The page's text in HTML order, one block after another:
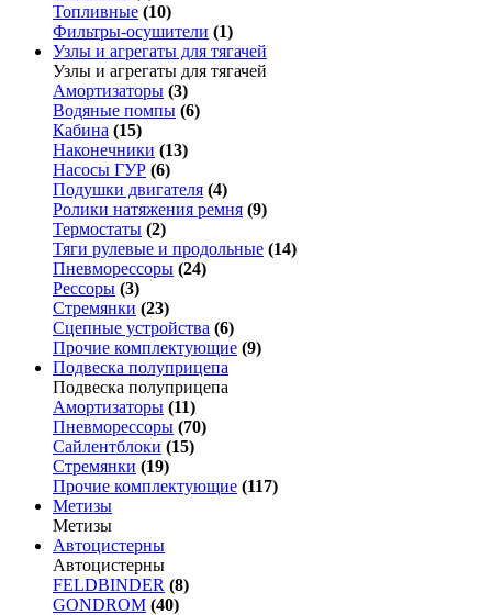
Топливные (10)
Фильтры-осушители (1)
Узлы и агрегаты для тягачей
Узлы и агрегаты для тягачей
Амортизаторы (3)
Водяные помпы (6)
Кабина (15)
Наконечники (13)
Насосы ГУР (6)
Подушки двигателя (4)
Ролики натяжения ремня (9)
Термостаты (2)
Тяги рулевые и продольные (14)
Пневморессоры (24)
Рессоры (3)
Стремянки (23)
Сцепные устройства (6)
Прочие комплектующие (9)
Подвеска полуприцепа
Подвеска полуприцепа
Амортизаторы (11)
Пневморессоры (70)
Сайлентблоки (15)
Стремянки (19)
Прочие комплектующие (117)
Метизы
Метизы
Автоцистерны
Автоцистерны
FELDBINDER (8)
GONDROM (40)